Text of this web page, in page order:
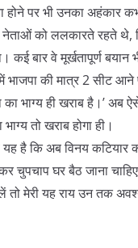
होने पर भी उनका अहंकार
नेताओं को ललकारते रहते थे,
कई बार वे मूर्खतापूर्ण
भाजपा की मात्र 2 सीट आने
का भाग्य ही खराब है।’ अब
तो खराब होगा ही।
है कि अब विनय कटियार
चुपचाप घर बैठ जाना
तो मेरी यह राय उन तक